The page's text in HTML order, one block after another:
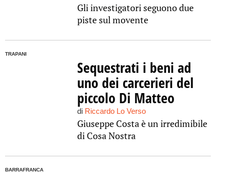
Gli investigatori seguono due
piste sul movente
TRAPANI
Sequestrati i beni ad
uno dei carcerieri del
piccolo Di Matteo
di Riccardo Lo Verso
Giuseppe Costa è un irredimibile
di Cosa Nostra
BARRAFRANCA